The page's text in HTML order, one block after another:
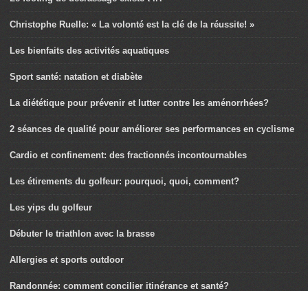
Christophe Ruelle: « La volonté est la clé de la réussite! »
Les bienfaits des activités aquatiques
Sport santé: natation et diabète
La diététique pour prévenir et lutter contre les aménorrhées?
2 séances de qualité pour améliorer ses performances en cyclisme
Cardio et confinement: des fractionnés incontournables
Les étirements du golfeur: pourquoi, quoi, comment?
Les yips du golfeur
Débuter le triathlon avec la brasse
Allergies et sports outdoor
Randonnée: comment concilier itinérance et santé?